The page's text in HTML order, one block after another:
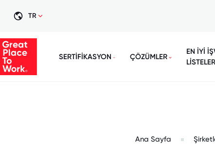
TR
SERTİFİKASYON ÇÖZÜMLER
EN İYİ
Ana Sayfa